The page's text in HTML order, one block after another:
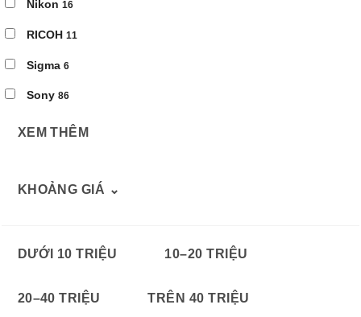
Nikon 16
RICOH 11
Sigma 6
Sony 86
XEM THÊM
KHOẢNG GIÁ ⌄
DƯỚI 10 TRIỆU 10–20 TRIỆU
20–40 TRIỆU TRÊN 40 TRIỆU